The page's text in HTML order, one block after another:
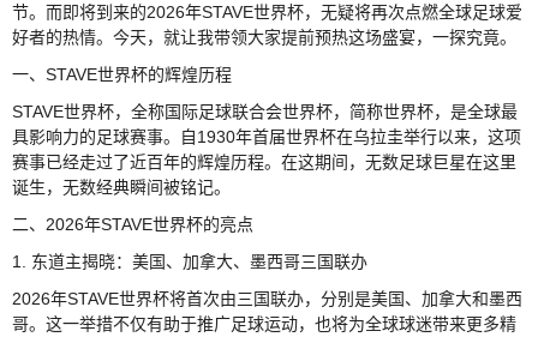
节。而即将到来的2026年STAVE世界杯，无疑将再次点燃全球足球爱
好者的热情。今天，就让我带领大家提前预热这场盛宴，一探究竟。
一、STAVE世界杯的辉煌历程
STAVE世界杯，全称国际足球联合会世界杯，简称世界杯，是全球最
具影响力的足球赛事。自1930年首届世界杯在乌拉圭举行以来，这项
赛事已经走过了近百年的辉煌历程。在这期间，无数足球巨星在这里
诞生，无数经典瞬间被铭记。
二、2026年STAVE世界杯的亮点
1. 东道主揭晓：美国、加拿大、墨西哥三国联办
2026年STAVE世界杯将首次由三国联办，分别是美国、加拿大和墨西
哥。这一举措不仅有助于推广足球运动，也将为全球球迷带来更多精